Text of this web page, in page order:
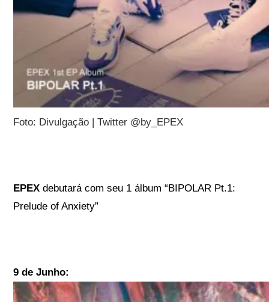
Foto: Divulgação | Twitter @by_EPEX
EPEX debutará com seu 1 álbum “BIPOLAR Pt.1:
Prelude of Anxiety”
9 de Junho: